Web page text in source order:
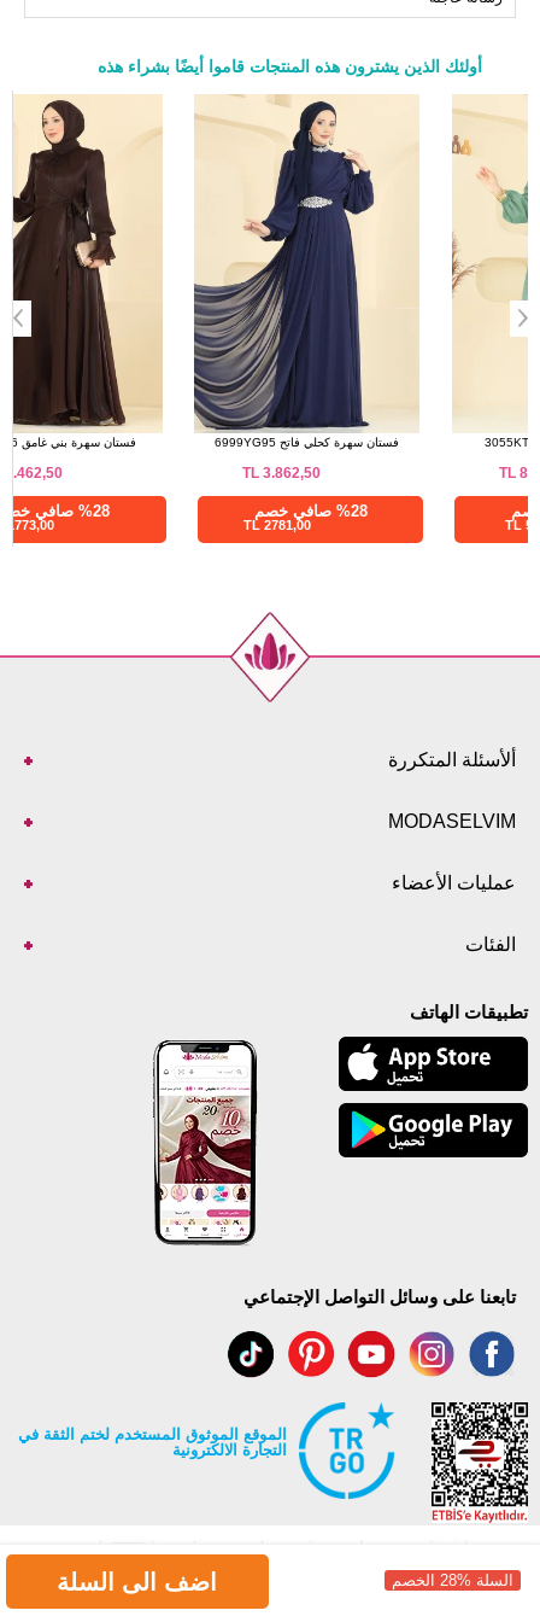
السلة %28 الخصم اضف الى السلة
أولئك الذين يشترون هذه المنتجات قاموا أيضًا بشراء هذه
a>
فستان سهرة كحلي فاتح 6999YG95 بلوز أخضر باهت 3055KTR750
ألأسئلة المتكررة
MODASELVIM
عمليات الأعضاء
الفئات
تطبيقات الهاتف
تابعنا على وسائل التواصل الإجتماعي
الموقع الموثوق المستخدم لختم الثقة في
التجارة الالكترونية